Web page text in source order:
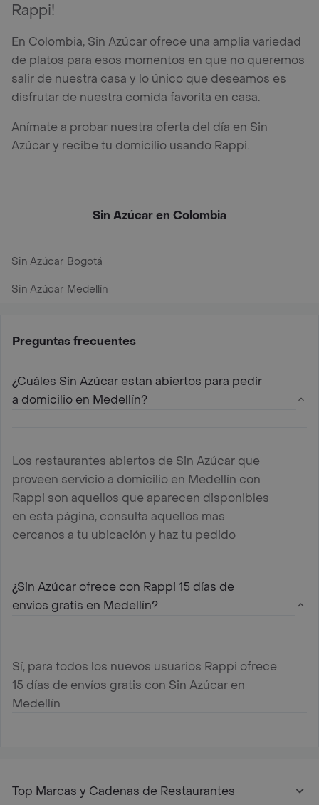
Rappi!
En Colombia, Sin Azúcar ofrece una amplia variedad
de platos para esos momentos en que no queremos
salir de nuestra casa y lo único que deseamos es
disfrutar de nuestra comida favorita en casa.
Anímate a probar nuestra oferta del día en Sin
Azúcar y recibe tu domicilio usando Rappi.
Sin Azúcar en Colombia
Sin Azúcar Bogotá
Sin Azúcar Medellín
Preguntas frecuentes
¿Cuáles Sin Azúcar estan abiertos para pedir
a domicilio en Medellín?
Los restaurantes abiertos de Sin Azúcar que
proveen servicio a domicilio en Medellín con
Rappi son aquellos que aparecen disponibles
en esta página, consulta aquellos mas
cercanos a tu ubicación y haz tu pedido
¿Sin Azúcar ofrece con Rappi 15 días de
envíos gratis en Medellín?
Sí, para todos los nuevos usuarios Rappi ofrece
15 días de envíos gratis con Sin Azúcar en
Medellín
Top Marcas y Cadenas de Restaurantes